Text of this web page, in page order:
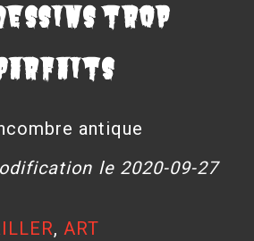
trop
antique
le 2020-09-27
, ART